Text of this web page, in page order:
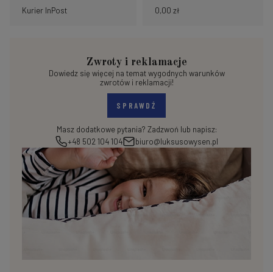
Kurier InPost 0,00 zł
Zwroty i reklamacje
Dowiedz się więcej na temat wygodnych warunków
zwrotów i reklamacji!
SPRAWDŹ
Masz dodatkowe pytania? Zadzwoń lub napisz:
+48 502 104 104
biuro@luksusowysen.pl